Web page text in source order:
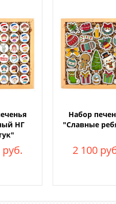
НГ
руб.
Набор
"Славные
2 100